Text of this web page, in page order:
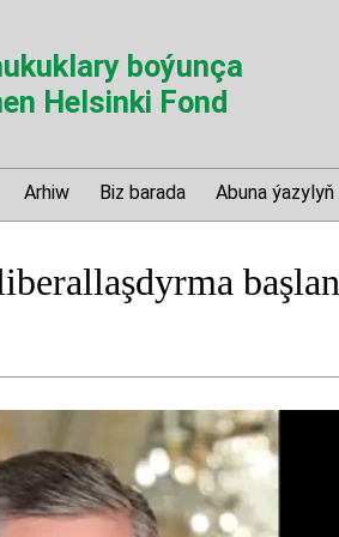
boýunça
Helsinki Fond
Arhiw Biz barada Abuna ýazylyň